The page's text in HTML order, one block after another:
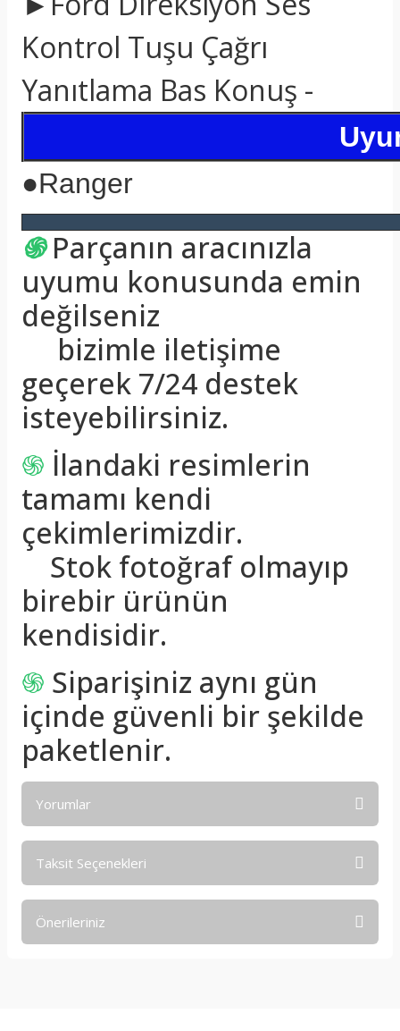
Kontrol Tuşu Çağrı
Yanıtlama Bas Konuş -
●Ranger
֍ Parçanın aracınızla
uyumu konusunda emin
değilseniz
bizimle iletişime
geçerek 7/24 destek
isteyebilirsiniz.
֍ İlandaki resimlerin
tamamı kendi
çekimlerimizdir.
Stok fotoğraf olmayıp
birebir ürünün
kendisidir.
֍ Siparişiniz aynı gün
içinde güvenli bir şekilde
paketlenir.
Yorumlar
Taksit Seçenekleri
Önerileriniz